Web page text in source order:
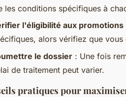
les conditions spécifiques à
l'éligibilité aux promotions
alors vérifiez que
le dossier : Une fois
de traitement peut varier.
pratiques pour